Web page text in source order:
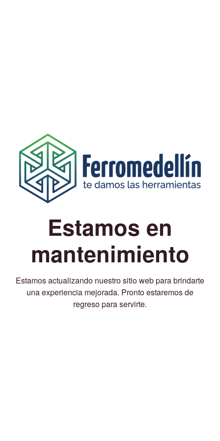
Estamos en
mantenimiento
Estamos actualizando nuestro sitio web para brindarte
una experiencia mejorada. Pronto estaremos de
regreso para servirte.